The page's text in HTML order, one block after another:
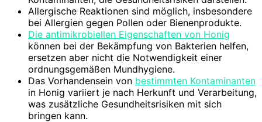
Allergische Reaktionen sind möglich, insbesondere
bei Allergien gegen Pollen oder Bienenprodukte.
Die antimikrobiellen Eigenschaften von Honig
können bei der Bekämpfung von Bakterien helfen,
ersetzen aber nicht die Notwendigkeit einer
ordnungsgemäßen Mundhygiene.
Das Vorhandensein von bestimmten Kontaminanten
in Honig variiert je nach Herkunft und Verarbeitung,
was zusätzliche Gesundheitsrisiken mit sich
bringen kann.